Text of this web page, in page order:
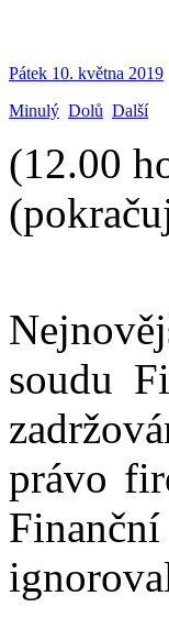
Pátek 10. května 2019
Minulý Dolů Další
(12.00
soudu
právo